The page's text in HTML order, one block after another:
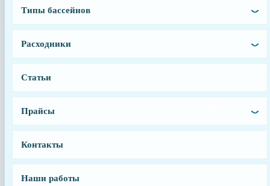
Типы бассейнов
Расходники
Статьи
Прайсы
Контакты
Наши работы
Вес, кг